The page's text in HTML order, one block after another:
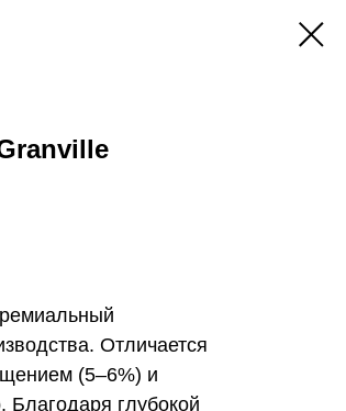
Отличается
(5–6%) и
Благодаря глубокой